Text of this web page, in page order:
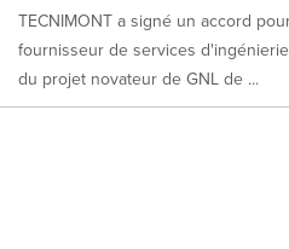
TECNIMONT a signé un accord
fournisseur de services
du projet novateur de GNL de ...